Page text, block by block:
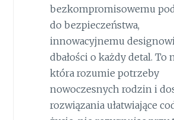
bezkompromisowemu
do bezpieczeństwa,
innowacyjnemu
dbałości o każdy detal. To
która rozumie potrzeby
nowoczesnych rodzin i
rozwiązania ułatwiające